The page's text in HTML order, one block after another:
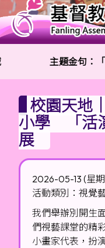
主題金句：
校園天地
小學 「活
展
2026-05-13 (星
活動類別：視覺
我們舉辦別開生
們視藝課堂的精
小畫家代表，扮